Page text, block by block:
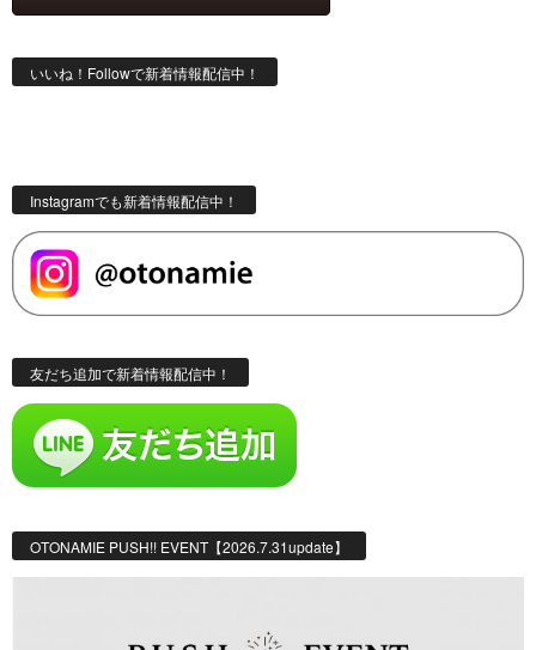
いいね！Followで新着情報配信中！
Instagramでも新着情報配信中！
友だち追加で新着情報配信中！
OTONAMIE PUSH!! EVENT【2026.7.31update】